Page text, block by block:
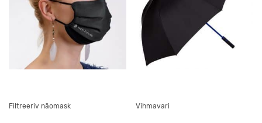
Filtreeriv näomask Vihmavari